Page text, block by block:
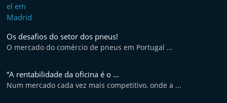
Os desafios do setor dos pneus!
O mercado do comércio de pneus em Portugal ...
“A rentabilidade da oficina é o ...
Num mercado cada vez mais competitivo, onde a ...